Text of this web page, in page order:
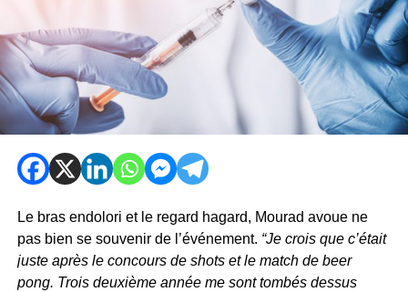
Le bras endolori et le regard hagard, Mourad avoue ne
pas bien se souvenir de l’événement. “Je crois que c’était
juste après le concours de shots et le match de beer
pong. Trois deuxième année me sont tombés dessus